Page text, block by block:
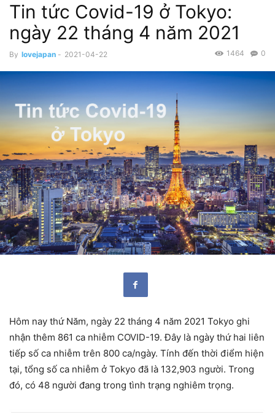
Tin tức Covid-19 ở Tokyo:
ngày 22 tháng 4 năm 2021
By lovejapan - 2021-04-22 0
1464
Hôm nay thứ Năm, ngày 22 tháng 4 năm 2021 Tokyo ghi
nhận thêm 861 ca nhiễm COVID-19. Đây là ngày thứ hai liên
tiếp số ca nhiễm trên 800 ca/ngày. Tính đến thời điểm hiện
tại, tổng số ca nhiễm ở Tokyo đã là 132,903 người. Trong
đó, có 48 người đang trong tình trạng nghiêm trọng.